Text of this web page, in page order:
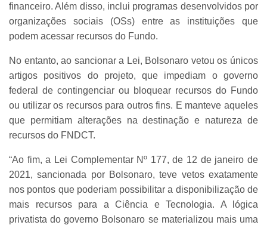
financeiro. Além disso, inclui programas desenvolvidos por
organizações sociais (OSs) entre as instituições que
podem acessar recursos do Fundo.
No entanto, ao sancionar a Lei, Bolsonaro vetou os únicos
artigos positivos do projeto, que impediam o governo
federal de contingenciar ou bloquear recursos do Fundo
ou utilizar os recursos para outros fins. E manteve aqueles
que permitiam alterações na destinação e natureza de
recursos do FNDCT.
“Ao fim, a Lei Complementar Nº 177, de 12 de janeiro de
2021, sancionada por Bolsonaro, teve vetos exatamente
nos pontos que poderiam possibilitar a disponibilização de
mais recursos para a Ciência e Tecnologia. A lógica
privatista do governo Bolsonaro se materializou mais uma